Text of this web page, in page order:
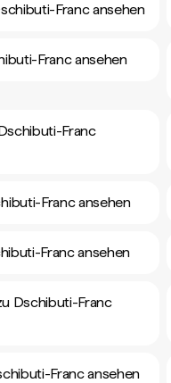
Franc ansehen
Franc ansehen
Franc
Franc ansehen
Franc ansehen
Dschibuti-Franc
Franc ansehen